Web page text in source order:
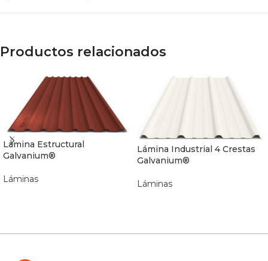
Productos relacionados
Lámina Estructural
Galvanium®
Láminas
Lámina Industrial 4 Crestas
Galvanium®
Láminas